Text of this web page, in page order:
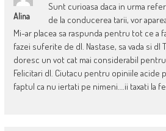
Alina
Sunt curioasa daca in urma
de la conducerea tarii, vor
Mi-ar placea sa raspunda pentru tot ce a
fazei suferite de dl. Nastase, sa vada si dl
doresc un vot cat mai considerabil pentru
Felicitari dl. Ciutacu pentru opiniile acide
faptul ca nu iertati pe nimeni….ii taxati la